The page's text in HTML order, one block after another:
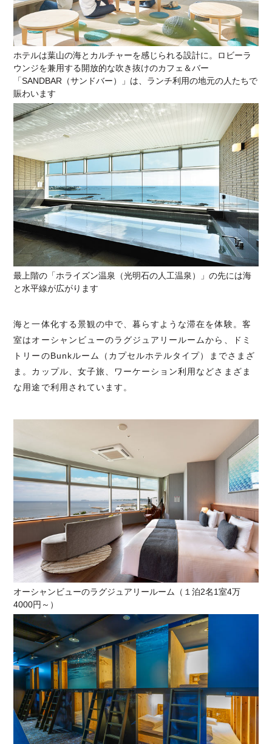
ホテルは葉山の海とカルチャーを感じられる設計に。ロビーラ
ウンジを兼用する開放的な吹き抜けのカフェ＆バー
「SANDBAR（サンドバー）」は、ランチ利用の地元の人たちで
賑わいます
最上階の「ホライズン温泉（光明石の人工温泉）」の先には海
と水平線が広がります
海と一体化する景観の中で、暮らすような滞在を体験。客
室はオーシャンビューのラグジュアリールームから、ドミ
トリーのBunkルーム（カプセルホテルタイプ）までさまざ
ま。カップル、女子旅、ワーケーション利用などさまざま
な用途で利用されています。
オーシャンビューのラグジュアリールーム（１泊2名1室4万
4000円～）